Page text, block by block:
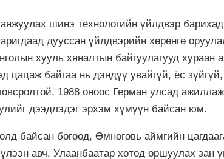
шинэ технологийн үйлдвэр барихад
дууссан үйлдвэрийн хөрөнгө
хууль хяналтын байгуулагууд хураан
цацаж байгаа нь дэндүү увайгүй, ёс зүйгүй,
1988 оноос Герман улсад
дээдлэдэг эрхэм хүмүүн байсан юм.
байсан бөгөөд, Өмнөговь аймгийн
авч, Улаанбаатар хотод оршуулах зан